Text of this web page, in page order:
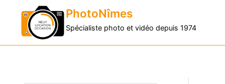
PhotoNîmes
Spécialiste photo et vidéo depuis 1974